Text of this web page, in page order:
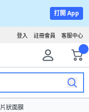
打開 App
客服中心
註冊會員
登入
片狀面膜